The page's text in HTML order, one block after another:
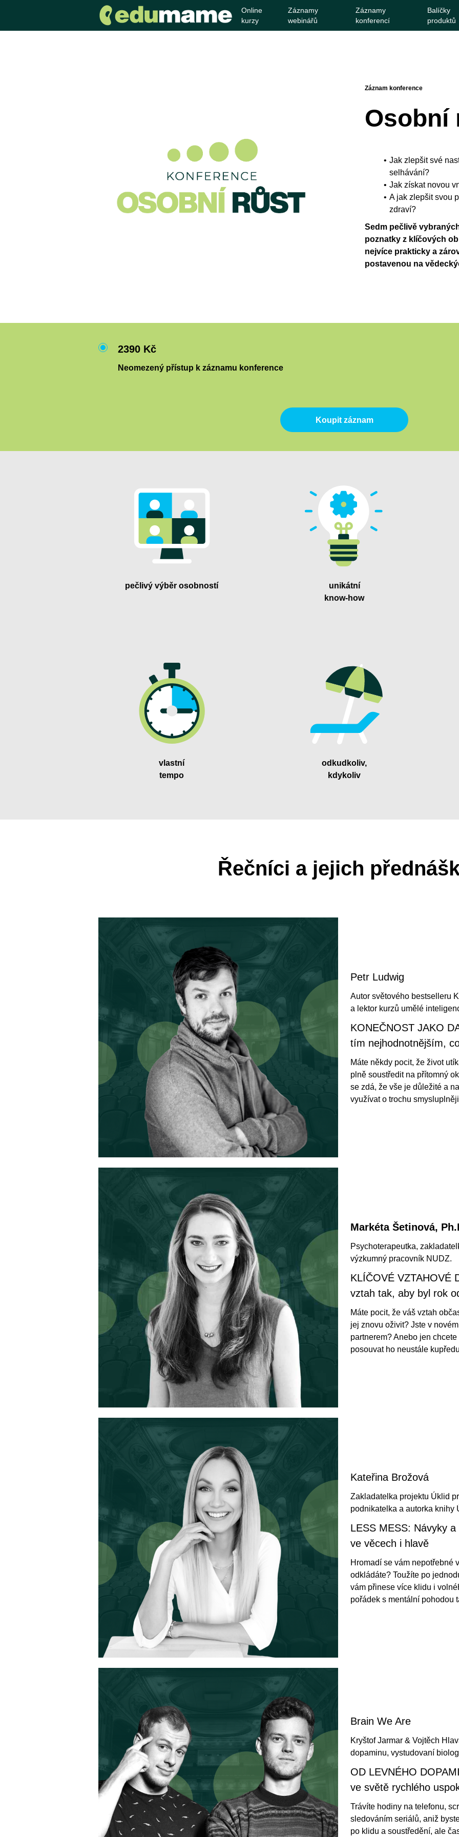
Online
kurzy
Záznamy
webinářů
Záznamy
konferencí
Balíčky
produktů
Záznam konference
Osobní
Jak zlepšit své
selhávání?
Jak získat novou
A jak zlepšit svou
zdraví?
Sedm pečlivě
poznatky z klíčových
nejvíce prakticky a
postavenou na
2390 Kč
Neomezený přístup k záznamu konference
Koupit záznam
pečlivý výběr osobností
unikátní
know-how
vlastní
tempo
odkudkoliv,
kdykoliv
Řečníci a jejich
Petr Ludwig
Autor světového bestselleru
a lektor kurzů umělé
KONEČNOST JAKO
tím nejhodnotnějším,
Máte někdy pocit, že život
plně soustředit na přítomný
se zdá, že vše je důležité a
využívat o trochu
Markéta Šetinová,
Psychoterapeutka,
výzkumný pracovník NUDZ.
KLÍČOVÉ VZTAHOVÉ
vztah tak, aby byl rok
Máte pocit, že váš vztah
jej znovu oživit? Jste v
partnerem? Anebo jen
posouvat ho neustále
Kateřina Brožová
Zakladatelka projektu Úklid
podnikatelka a autorka knihy
LESS MESS: Návyky
ve věcech i hlavě
Hromadí se vám nepotřebné
odkládáte? Toužíte po
vám přinese více klidu i
pořádek s mentální pohodou
Brain We Are
Kryštof Jarmar & Vojtěch
dopaminu, vystudovaní
OD LEVNÉHO
ve světě rychlého
Trávíte hodiny na telefonu,
sledováním seriálů, aniž
po klidu a soustředění, ale